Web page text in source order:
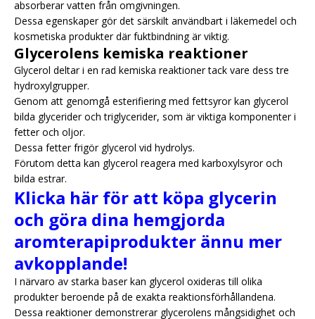
absorberar vatten från omgivningen.
Dessa egenskaper gör det särskilt användbart i läkemedel och
kosmetiska produkter där fuktbindning är viktig.
Glycerolens kemiska reaktioner
Glycerol deltar i en rad kemiska reaktioner tack vare dess tre
hydroxylgrupper.
Genom att genomgå esterifiering med fettsyror kan glycerol
bilda glycerider och triglycerider, som är viktiga komponenter i
fetter och oljor.
Dessa fetter frigör glycerol vid hydrolys.
Förutom detta kan glycerol reagera med karboxylsyror och
bilda estrar.
Klicka här för att köpa glycerin
och göra dina hemgjorda
aromterapiprodukter ännu mer
avkopplande!
I närvaro av starka baser kan glycerol oxideras till olika
produkter beroende på de exakta reaktionsförhållandena.
Dessa reaktioner demonstrerar glycerolens mångsidighet och